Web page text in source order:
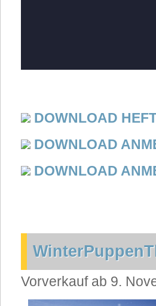
DOWNLOAD
DOWNLOAD
DOWNLOAD
Vorverkauf ab 9.